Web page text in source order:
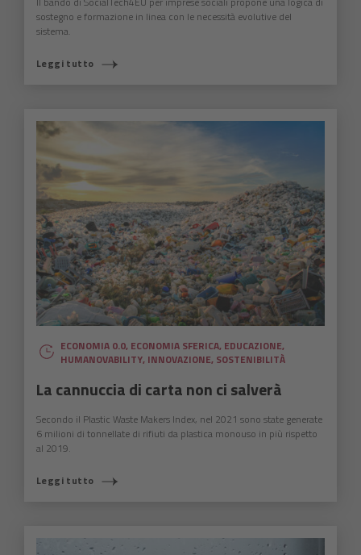
sostegno e formazione in linea con le necessità evolutive del
sistema.
Leggi tutto
ECONOMIA 0.0, ECONOMIA SFERICA, EDUCAZIONE,
HUMANOVABILITY, INNOVAZIONE, SOSTENIBILITÀ
La cannuccia di carta non ci salverà
Secondo il Plastic Waste Makers Index, nel 2021 sono state generate
6 milioni di tonnellate di rifiuti da plastica monouso in più rispetto
al 2019.
Leggi tutto